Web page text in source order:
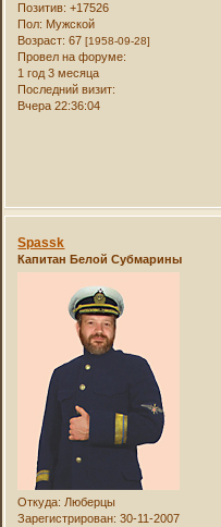
Позитив: +17526
Пол: Мужской
Возраст: 67[1958-09-28]
Провел на форуме:
1 год 3 месяца
Последний визит:
Вчера 22:36:04
Spassk
Капитан Белой Субмарины
Откуда: Люберцы
Зарегистрирован: 30-11-2007